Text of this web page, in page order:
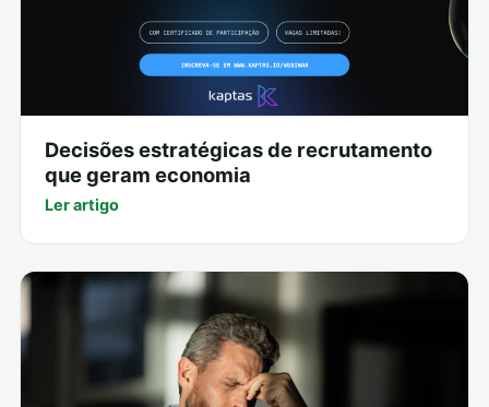
Decisões estratégicas de recrutamento
que geram economia
Ler artigo